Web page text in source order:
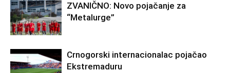
ZVANIČNO: Novo pojačanje za
“Metalurge”
Crnogorski internacionalac pojačao
Ekstremaduru